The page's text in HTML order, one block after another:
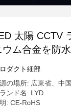
太陽 CCTV
ウム合金を防
ダクト細部
の場所: 広東省、中国
ンド名: LYD
: CE-RoHS